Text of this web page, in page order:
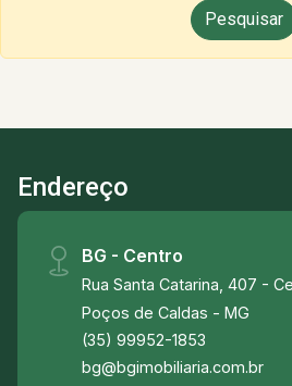
Endereço
BG - Centro
Rua Santa Catarina, 407 -
Poços de Caldas - MG
(35) 99952-1853
bg@bgimobiliaria.com.br